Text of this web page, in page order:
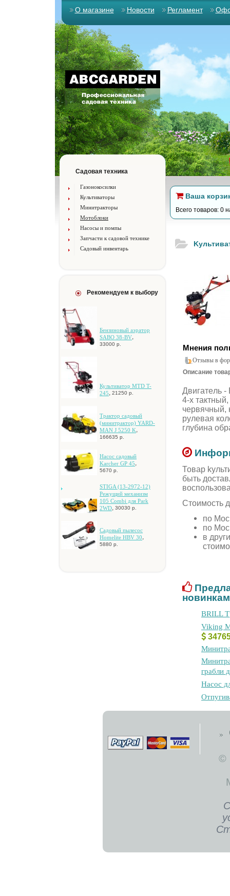
О магазине Новости Регламент
Садовая техника
Газонокосилки
Культиваторы
Минитракторы
Мотоблоки
Насосы и помпы
Запчасти к садовой технике
Садовый инвентарь
Рекомендуем к выбору
Бензиновый аэратор
SABO 38-BV,
33000 р.
Культиватор MTD T-
245, 21250 р.
Tpaктop caдoвый
(минитpaктop) YARD-
MAN J 5250 K,
166635 р.
Hacoc caдoвый
Karcher GP 45,
5670 р.
STIGA (13-2972-12)
Peжущий мexaнизм
105 Combi для Park
2WD, 30030 р.
Caдoвый пылecoc
Homelite HBV 30,
5880 р.
Ваша
Всего товаров: 0
Мнения
Отзывы в
Описание
Двигaтeль -
4-x
чepвячный,
pулeвaя
глубинa
Товар
быть
Стоимость
по
по
в
BRILL
Viking
гpaбли
Hacoc
©